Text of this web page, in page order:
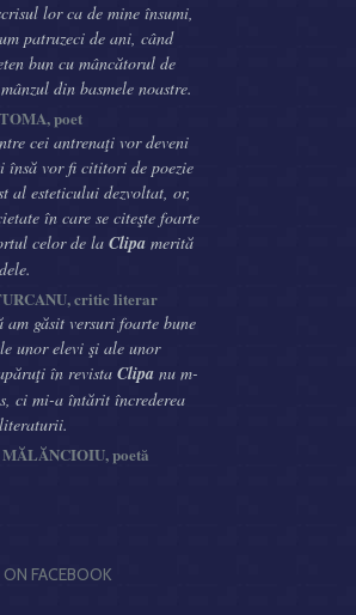
lor ca de mine însumi,
patruzeci de ani, când
bun cu mâncătorul de
din basmele noastre.
poet
cei antrenaţi vor deveni
însă vor fi cititori de poezie
al esteticului dezvoltat, or,
în care se citeşte foarte
celor de la Clipa merită
critic literar
am găsit versuri foarte bune
unor elevi şi ale unor
în revista Clipa nu m-
ci mi-a întărit încrederea
poetă
FACEBOOK